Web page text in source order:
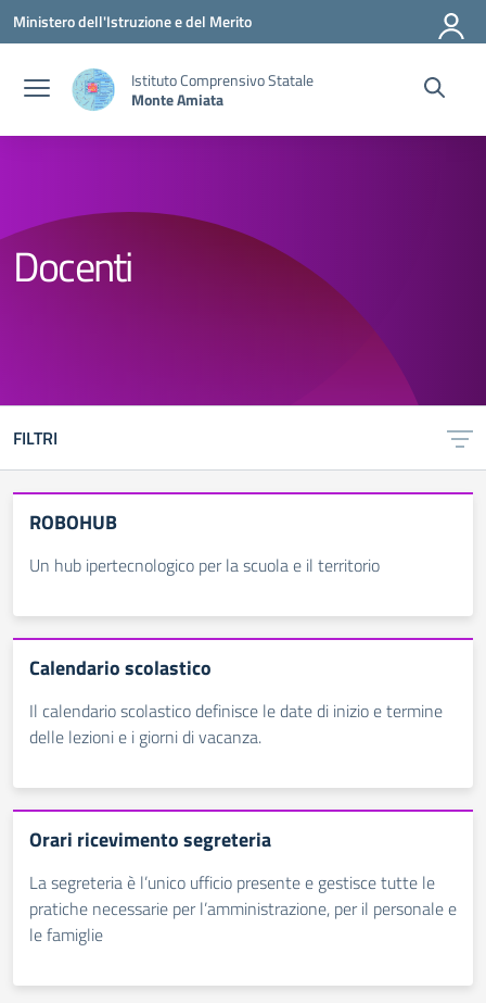
Vai ai contenuti
Vai al menu di navigazione
Vai al footer
Ministero dell'Istruzione e del Merito
Istituto Comprensivo Statale
Monte Amiata
Docenti
FILTRI
ROBOHUB
Un hub ipertecnologico per la scuola e il territorio
Calendario scolastico
Il calendario scolastico definisce le date di inizio e termine
delle lezioni e i giorni di vacanza.
Orari ricevimento segreteria
La segreteria è l’unico ufficio presente e gestisce tutte le
pratiche necessarie per l’amministrazione, per il personale e
le famiglie